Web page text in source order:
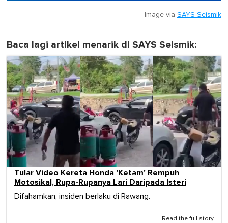
Image via SAYS Seismik
Baca lagi artikel menarik di SAYS Seismik:
Tular Video Kereta Honda 'Ketam' Rempuh
Motosikal, Rupa-Rupanya Lari Daripada Isteri
Difahamkan, insiden berlaku di Rawang.
Read the full story